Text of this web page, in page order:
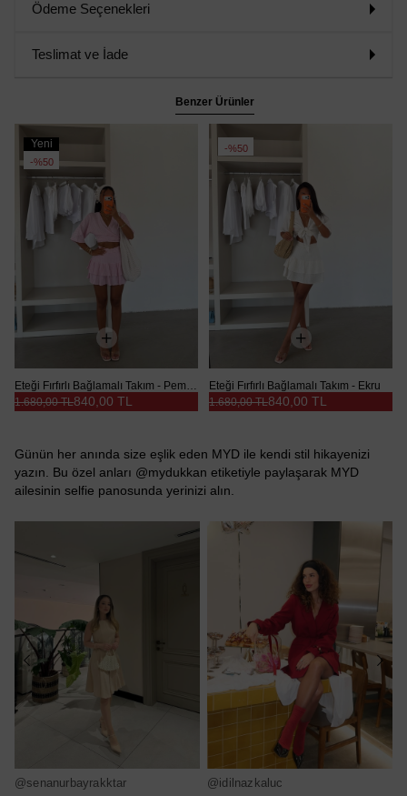
Ödeme Seçenekleri
Teslimat ve İade
Benzer Ürünler
Yeni
Ürün
%50
Eteği Fırfırlı Bağlamalı Takım - Pembe
840,00 TL
1.680,00 TL
%50
Eteği Fırfırlı Bağlamalı Takım - Ekru
840,00 TL
1.680,00 TL
Günün her anında size eşlik eden MYD ile kendi stil hikayenizi
yazın. Bu özel anları @mydukkan etiketiyle paylaşarak MYD
ailesinin selfie panosunda yerinizi alın.
@senanurbayrakktar @idilnazkaluc